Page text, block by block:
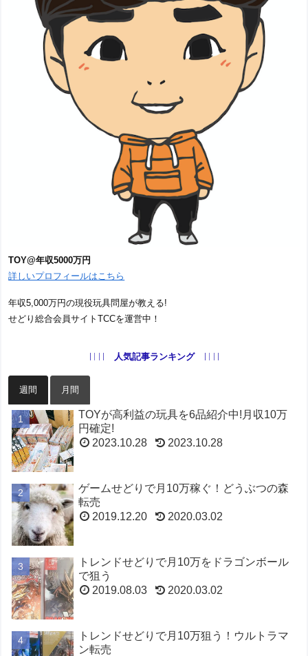
TOY@年収5000万円
詳しいプロフィールはこちら
年収5,000万円の現役玩具問屋が教える!
せどり総合会員サイトTCCを運営中！
人気記事ランキング
週間 月間
TOYが高利益の玩具を6品紹介中!月収10万
円確定!
2023.10.28
2023.10.28
ゲームせどりで月10万稼ぐ！どうぶつの森
転売
2019.12.20
2020.03.02
トレンドせどりで月10万をドラゴンボール
で狙う
2019.08.03
2020.03.02
トレンドせどりで月10万狙う！ウルトラマ
ン転売